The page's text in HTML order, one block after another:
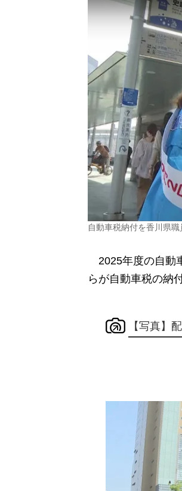
自動車税納付を香川県
2025年度の自動
らが自動車税の納
【写真】